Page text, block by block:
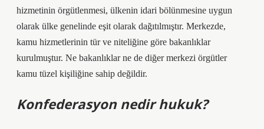
hizmetinin örgütlenmesi, ülkenin idari bölünmesine uygun
olarak ülke genelinde eşit olarak dağıtılmıştır. Merkezde,
kamu hizmetlerinin tür ve niteliğine göre bakanlıklar
kurulmuştur. Ne bakanlıklar ne de diğer merkezi örgütler
kamu tüzel kişiliğine sahip değildir.
Konfederasyon nedir hukuk?